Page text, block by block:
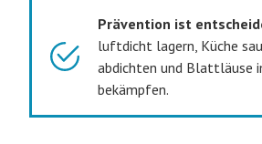
Prävention ist
luftdicht lagern, Küche
abdichten und Blattläuse
bekämpfen.